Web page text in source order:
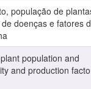
população de
doenças e fatores
population and
and production